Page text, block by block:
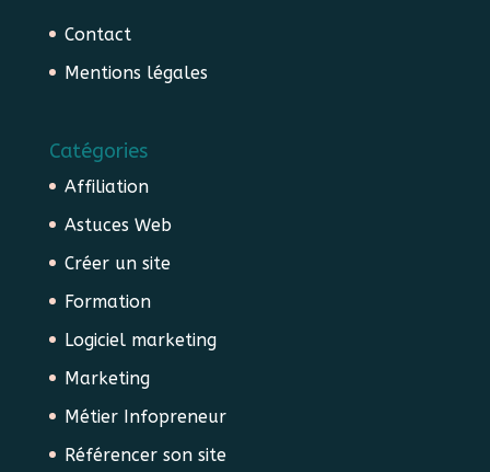
Contact
Mentions légales
Catégories
Affiliation
Astuces Web
Créer un site
Formation
Logiciel marketing
Marketing
Métier Infopreneur
Référencer son site